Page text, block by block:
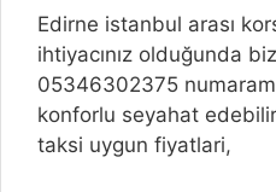
Edirne istanbul arası
ihtiyacınız olduğunda
05346302375
konforlu seyahat
taksi uygun fiyatlari,